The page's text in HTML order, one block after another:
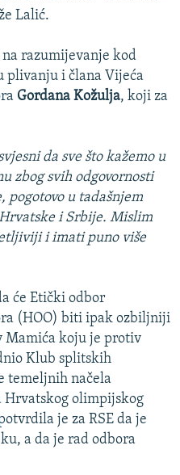
Lalić.
razumijevanje kod
plivanju i člana Vijeća
Gordana Kožulja, koji za
da sve što kažemo u
zbog svih odgovornosti
pogotovo u tadašnjem
i Srbije. Mislim
i imati puno više
će Etički odbor
(HOO) biti ipak ozbiljniji
Mamića koju je protiv
Klub splitskih
temeljnih načela
Hrvatskog olimpijskog
je za RSE da je
a da je rad odbora